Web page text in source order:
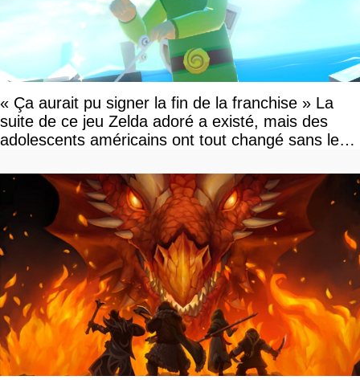
« Ça aurait pu signer la fin de la franchise » La
suite de ce jeu Zelda adoré a existé, mais des
adolescents américains ont tout changé sans le